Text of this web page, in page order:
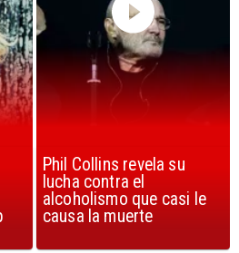
U2 lanza nuevo sencillo
con estribillo en español:
Streets of Dreams